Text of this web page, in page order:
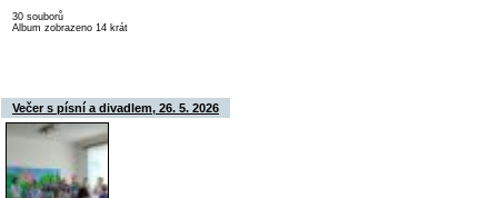
30 souborů
Album zobrazeno 14 krát
Večer s písní a divadlem, 26. 5. 2026